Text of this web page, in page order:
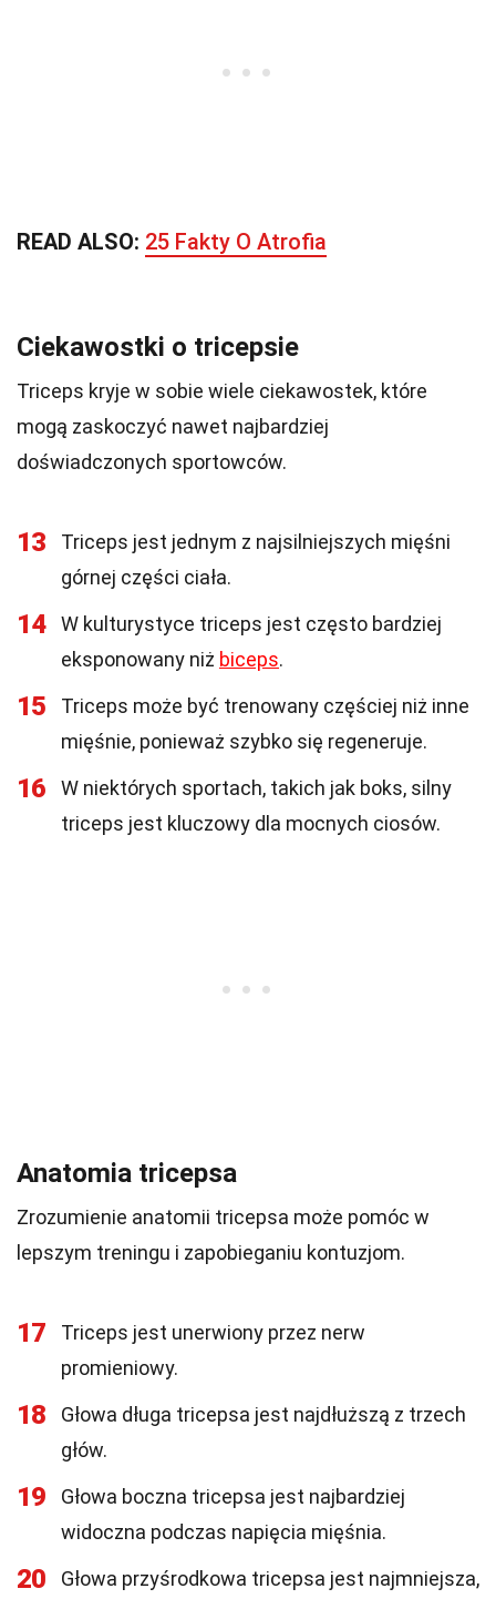
READ ALSO: 25 Fakty O Atrofia
Ciekawostki o tricepsie
Triceps kryje w sobie wiele ciekawostek, które
mogą zaskoczyć nawet najbardziej
doświadczonych sportowców.
13
Triceps jest jednym z najsilniejszych mięśni
górnej części ciała.
14
W kulturystyce triceps jest często bardziej
eksponowany niż biceps.
15
Triceps może być trenowany częściej niż inne
mięśnie, ponieważ szybko się regeneruje.
16
W niektórych sportach, takich jak boks, silny
triceps jest kluczowy dla mocnych ciosów.
Anatomia tricepsa
Zrozumienie anatomii tricepsa może pomóc w
lepszym treningu i zapobieganiu kontuzjom.
17
Triceps jest unerwiony przez nerw
promieniowy.
18
Głowa długa tricepsa jest najdłuższą z trzech
głów.
19
Głowa boczna tricepsa jest najbardziej
widoczna podczas napięcia mięśnia.
20
Głowa przyśrodkowa tricepsa jest najmniejsza,